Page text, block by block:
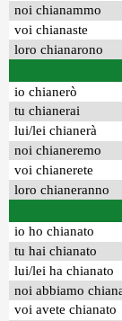
noi chianammo
voi chianaste
loro chianarono
io chianerò
tu chianerai
lui/lei chianerà
noi chianeremo
voi chianerete
loro chianeranno
io ho chianato
tu hai chianato
lui/lei ha chianato
noi abbiamo
voi avete chianato